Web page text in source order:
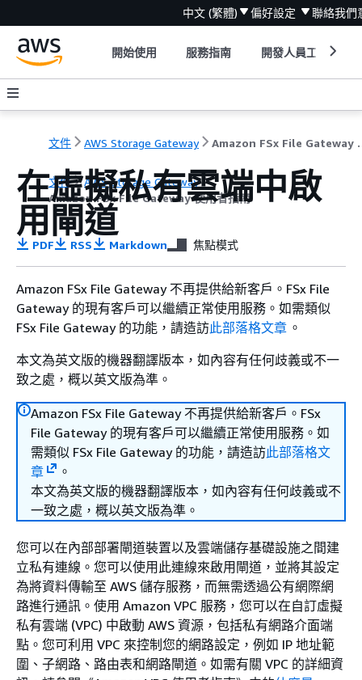
中文 (繁體) 偏好設定 聯絡我們
開始使用 服務指南 開發人員工具
文件 AWS Storage Gateway Amazon
文件
AWS Storage Gateway
Amazon FSx File Gateway 使用者指南
在虛擬私有雲端中啟
用閘道
PDF RSS Markdown 焦點模式
Amazon FSx File Gateway 不再提供給新客戶。FSx File
Gateway 的現有客戶可以繼續正常使用服務。如需類似
FSx File Gateway 的功能，請造訪此部落格文章 。
本文為英文版的機器翻譯版本，如內容有任何歧義或不一
致之處，概以英文版為準。
Amazon FSx File Gateway 不再提供給新客戶。FSx
File Gateway 的現有客戶可以繼續正常使用服務。如
需類似 FSx File Gateway 的功能，請造訪此部落格文
章
。
本文為英文版的機器翻譯版本，如內容有任何歧義或不
一致之處，概以英文版為準。
您可以在內部部署閘道裝置以及雲端儲存基礎設施之間建
立私有連線。您可以使用此連線來啟用閘道，並將其設定
為將資料傳輸至 AWS 儲存服務，而無需透過公有網際網
路進行通訊。使用 Amazon VPC 服務，您可以在自訂虛擬
私有雲端 (VPC) 中啟動 AWS 資源，包括私有網路介面端
點。您可利用 VPC 來控制您的網路設定，例如 IP 地址範
圍、子網路、路由表和網路閘道。如需有關 VPC 的詳細資